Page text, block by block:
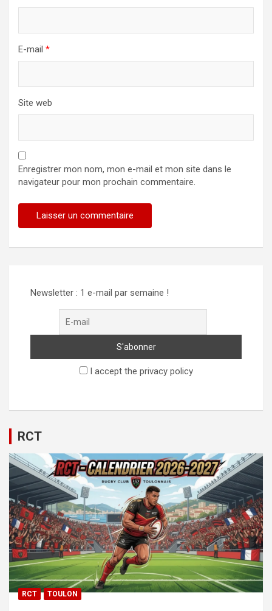
E-mail *
Site web
Enregistrer mon nom, mon e-mail et mon site dans le
navigateur pour mon prochain commentaire.
Newsletter : 1 e-mail par semaine !
I accept the privacy policy
RCT
RCT TOULON